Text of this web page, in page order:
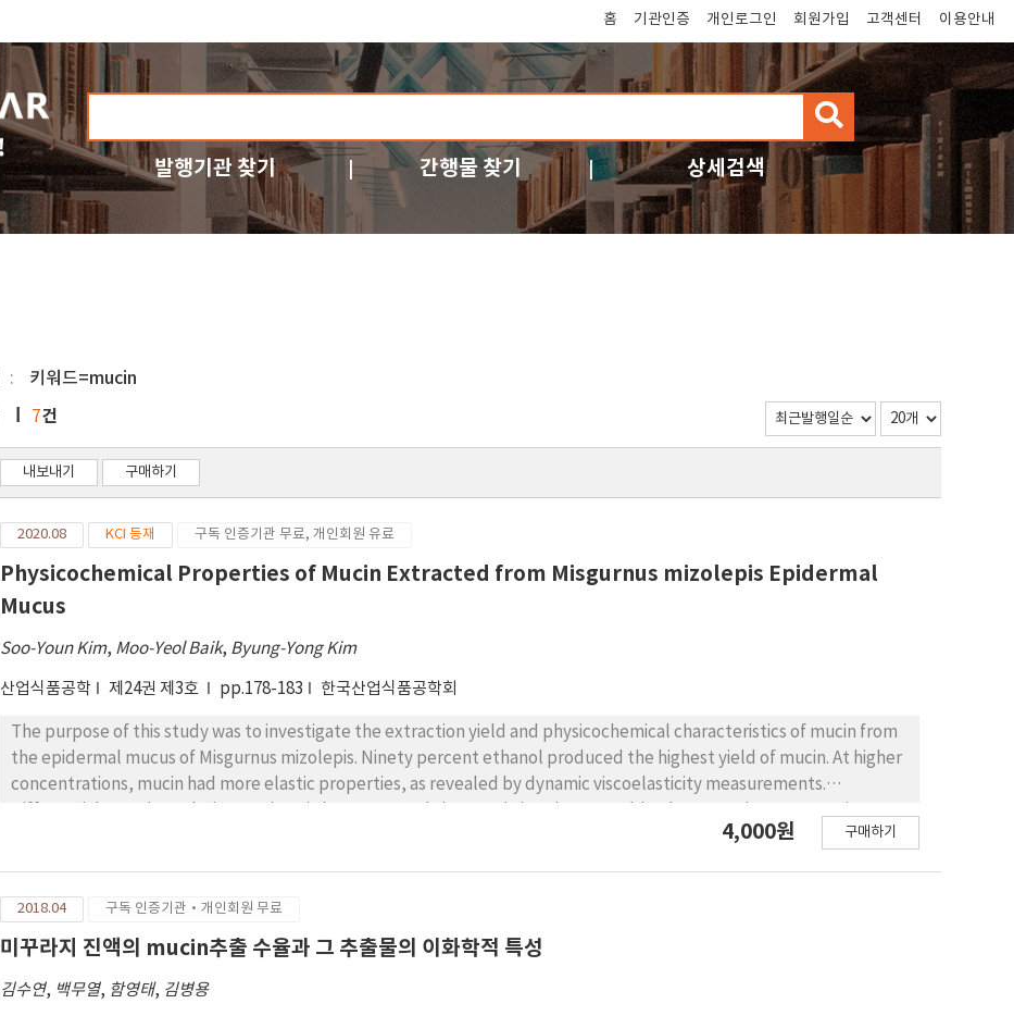
홈 기관인증 개인로그인 회원가입 고객센터 이용안내
검
색
발행기관 찾기 간행물 찾기 상세검색
키워드=mucin
7건
내보내기 구매하기
2020.08 KCI 등재 구독 인증기관 무료, 개인회원 유료
Physicochemical Properties of Mucin Extracted from Misgurnus mizolepis Epidermal
Mucus
Soo-Youn Kim, Moo-Yeol Baik, Byung-Yong Kim
산업식품공학 제24권 제3호 pp.178-183 한국산업식품공학회
The purpose of this study was to investigate the extraction yield and physicochemical characteristics of mucin from
the epidermal mucus of Misgurnus mizolepis. Ninety percent ethanol produced the highest yield of mucin. At higher
concentrations, mucin had more elastic properties, as revealed by dynamic viscoelasticity measurements.
enthalpy increased as mucin concentration increased. Mucin inhibited the growth of both Escherichia coli and
and induced hyaluronic acid expression. It is indicating that mucin is effective in moisturizing and anti-aging the skin.
Thus, mucin from the epidermal mucus of Misgurnus mizolepis could have great potential as a non-food material in
4,000원 구매하기
2018.04 구독 인증기관·개인회원 무료
미꾸라지 진액의 mucin추출 수율과 그 추출물의 이화학적 특성
김수연, 백무열, 함영태, 김병용